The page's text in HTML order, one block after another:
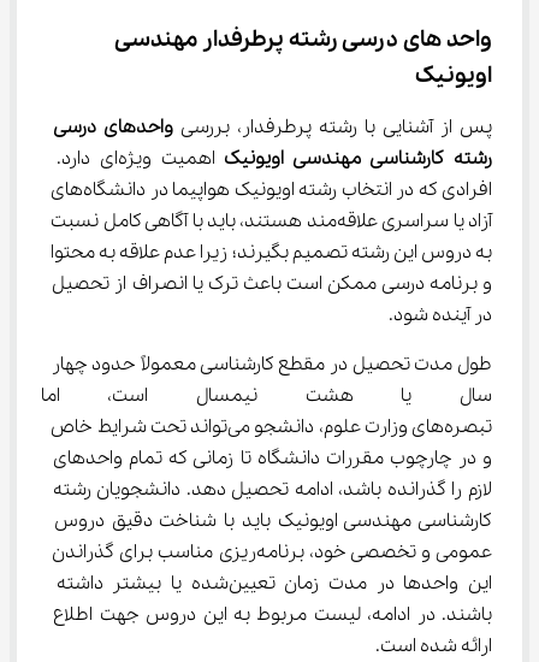
واحد های درسی رشته پرطرفدار مهندسی
اویونیک
پس از آشنایی با رشته پرطرفدار، بررسی واحدهای درسی
رشته کارشناسی مهندسی اویونیک
اهمیت ویژه‌ای دارد.
افرادی که در انتخاب رشته اویونیک هواپیما در دانشگاه‌های
آزاد یا سراسری علاقه‌مند هستند، باید با آگاهی کامل نسبت
به دروس این رشته تصمیم بگیرند؛ زیرا عدم علاقه به محتوا
و برنامه درسی ممکن است باعث ترک یا انصراف از تحصیل
در آینده شود.
طول مدت تحصیل در مقطع کارشناسی معمولاً حدود چهار
سال یا هشت نیمسال است، اما
تبصره‌های وزارت علوم، دانشجو می‌تواند تحت شرایط خاص
و در چارچوب مقررات دانشگاه تا زمانی که تمام واحدهای
لازم را گذرانده باشد، ادامه تحصیل دهد. دانشجویان رشته
کارشناسی مهندسی اویونیک باید با شناخت دقیق دروس
عمومی و تخصصی خود، برنامه‌ریزی مناسب برای گذراندن
این واحدها در مدت زمان تعیین‌شده یا بیشتر داشته
باشند. در ادامه، لیست مربوط به این دروس جهت اطلاع
ارائه شده است.